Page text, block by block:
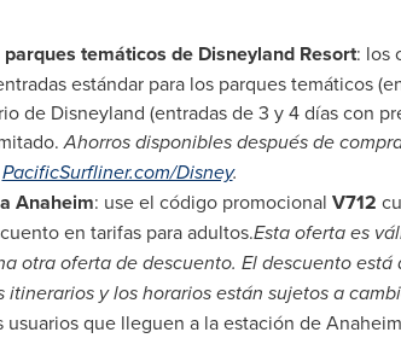
temáticos de Disneyland Resort: los
estándar para los parques temáticos
de Disneyland (entradas de 3 y 4 días con
Ahorros disponibles después de
PacificSurfliner.com/Disney.
Anaheim: use el código promocional V712
en tarifas para adultos.Esta oferta es
otra oferta de descuento. El descuento
y los horarios están sujetos a
usuarios que lleguen a la estación deAnaheim